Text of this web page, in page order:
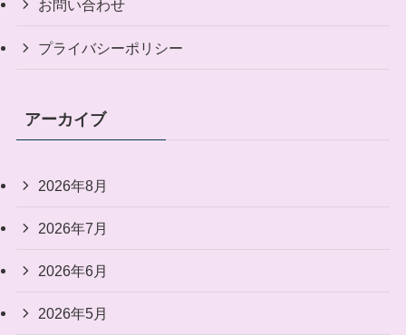
お問い合わせ
プライバシーポリシー
アーカイブ
2026年8月
2026年7月
2026年6月
2026年5月